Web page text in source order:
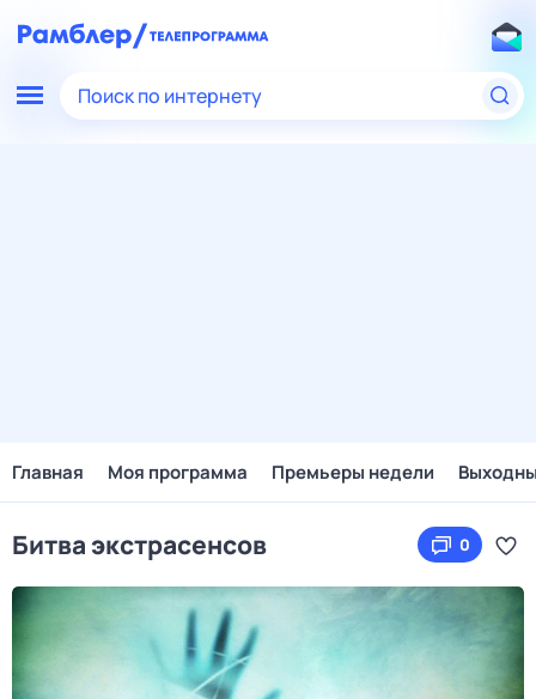
Поиск по интернету
Главная Моя программа Премьеры недели
Битва экстрасенсов 0